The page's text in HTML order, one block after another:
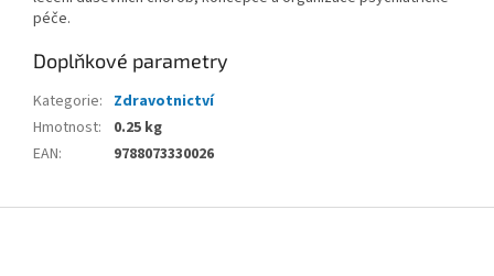
péče.
Doplňkové parametry
Kategorie: Zdravotnictví
Hmotnost:
0.25 kg
EAN: 9788073330026